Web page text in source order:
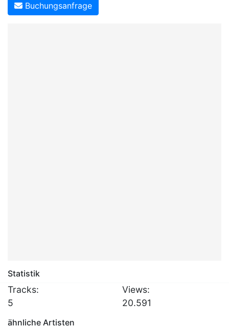
Buchungsanfrage
Statistik
Tracks:
5
Views:
20.591
ähnliche Artisten